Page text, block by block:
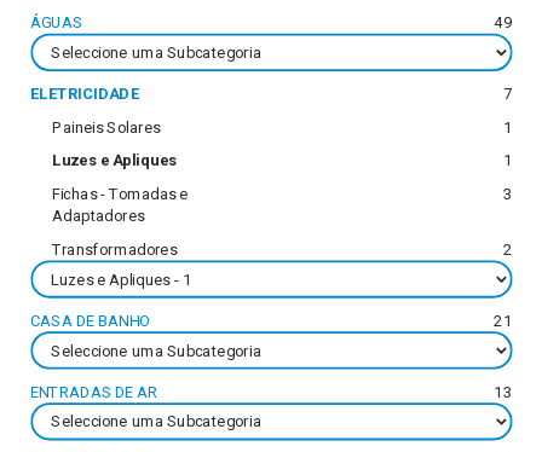
ÁGUAS 49
ELETRICIDADE
7
Paineis Solares
1
Luzes e Apliques
1
Fichas - Tomadas e
Adaptadores
3
Transformadores 2
CASA DE BANHO 21
ENTRADAS DE AR 13